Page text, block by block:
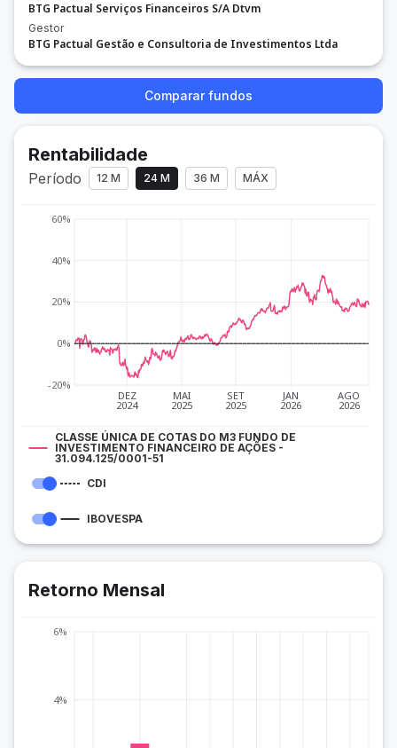
BTG Pactual Serviços Financeiros S/A Dtvm
Gestor
BTG Pactual Gestão e Consultoria de Investimentos Ltda
Comparar fundos
Rentabilidade
Período 12 M 24 M 36 M MÁX
DEZ
2024
MAI
2025
SET
2025
JAN
2026
AGO
2026
-20%
0%
20%
40%
60%
CLASSE ÚNICA DE COTAS DO M3 FUNDO DE
INVESTIMENTO FINANCEIRO DE AÇÕES -
31.094.125/0001-51
CDI
IBOVESPA
Retorno Mensal
4%
6%